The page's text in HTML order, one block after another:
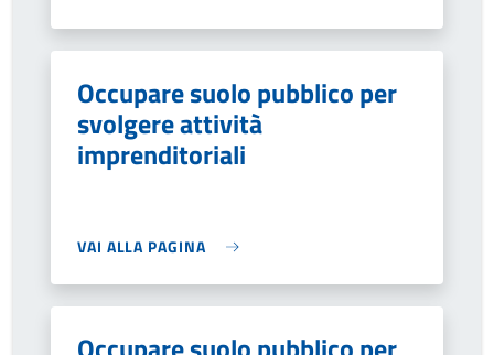
Occupare suolo pubblico per
svolgere attività
imprenditoriali
VAI ALLA PAGINA